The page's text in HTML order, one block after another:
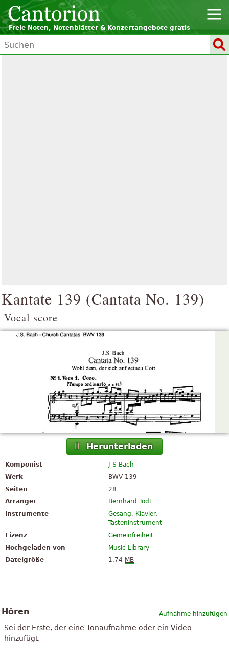
Freie Noten, Notenblätter & Konzertangebote gratis
Kantate 139 (Cantata No. 139)
Vocal score
Herunterladen
Komponist
J S Bach
Werk
BWV 139
Seiten
28
Arranger
Bernhard Todt
Instrumente
Gesang, Klavier,
Tasteninstrument
Lizenz
Gemeinfreiheit
Hochgeladen von
Music Library
Dateigröße
1.74 MB
Aufnahme hinzufügen
Hören
Sei der Erste, der eine Tonaufnahme oder ein Video
hinzufügt.